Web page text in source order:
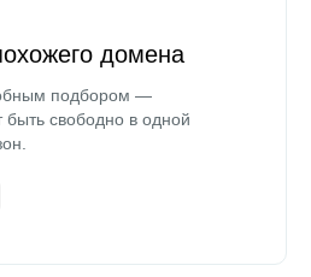
домена
подбором —
свободно в одной